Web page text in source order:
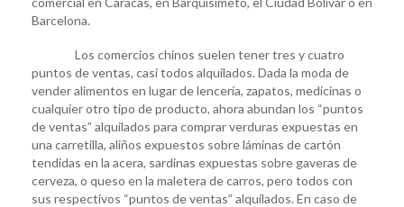
Barcelona.
Los comercios chinos suelen tener tres y cuatro
puntos de ventas, casi todos alquilados. Dada la moda de
vender alimentos en lugar de lencería, zapatos, medicinas o
cualquier otro tipo de producto, ahora abundan los “puntos
de ventas” alquilados para comprar verduras expuestas en
una carretilla, aliños expuestos sobre láminas de cartón
tendidas en la acera, sardinas expuestas sobre gaveras de
cerveza, o queso en la maletera de carros, pero todos con
sus respectivos “puntos de ventas” alquilados. En caso de